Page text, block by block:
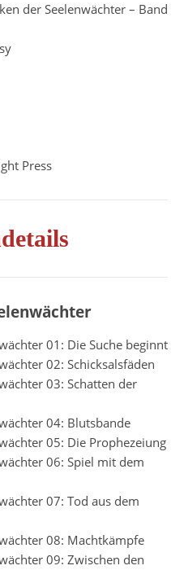
der Seelenwächter – Band
Press
01: Die Suche beginnt
02: Schicksalsfäden
03: Schatten der
04: Blutsbande
05: Die Prophezeiung
06: Spiel mit dem
07: Tod aus dem
08: Machtkämpfe
09: Zwischen den